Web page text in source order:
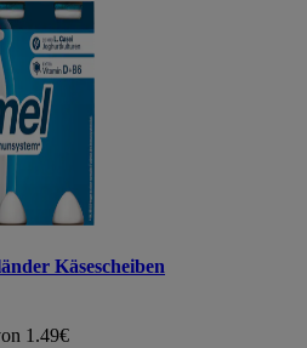
Käsescheiben
1.49€